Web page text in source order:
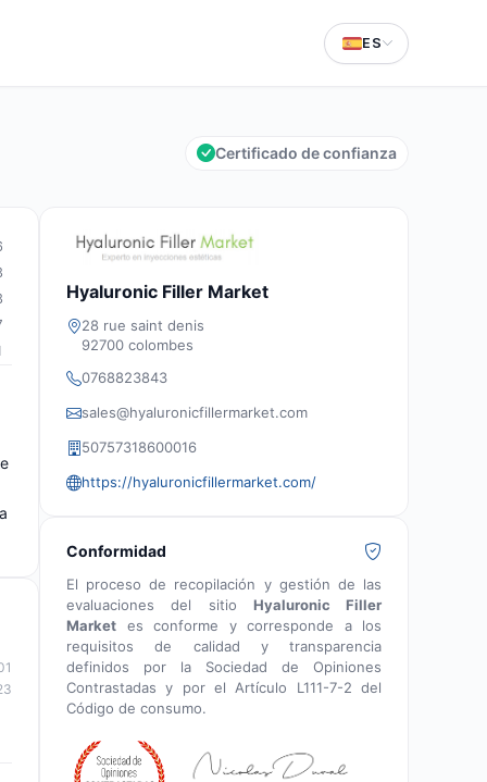
ES
Certificado de confianza
Hyaluronic Filler Market
28 rue saint denis
92700 colombes
0768823843
sales@hyaluronicfillermarket.com
50757318600016
https://hyaluronicfillermarket.com/
Conformidad
El proceso de recopilación y gestión de las
evaluaciones del sitio Hyaluronic Filler
Market es conforme y corresponde a los
requisitos de calidad y transparencia
definidos por la Sociedad de Opiniones
Contrastadas y por el Artículo L111-7-2 del
Código de consumo.